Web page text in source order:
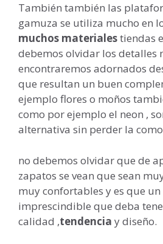
También también las
gamuza se utiliza mucho en
muchos materialestiendas
debemos olvidar los detalles
encontraremos adornados
que resultan un buen
ejemplo flores o moños
como por ejemplo el neon ,
alternativa sin perder la
no debemos olvidar que de
zapatos se vean que sean
muy confortables y es que
imprescindible que deba
calidad ,tendencia y diseño.